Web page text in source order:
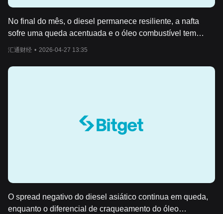
No final do mês, o diesel permanece resiliente, a nafta
sofre uma queda acentuada e o óleo combustível tem
baixa atividade comercial.
汇通财经 • 2026-04-27 13:35
O spread negativo do diesel asiático continua em queda,
enquanto o diferencial de craqueamento do óleo